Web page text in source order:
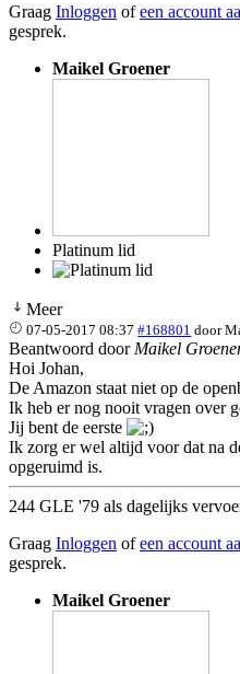
Graag Inloggen ofeen account
gesprek.
Maikel Groener
Platinum lid
Meer
07-05-2017 08:37 #168801 door
Beantwoord door Maikel
Hoi Johan,
De Amazon staat niet op de
Ik heb er nog nooit vragen over
Jij bent de eerste
Ik zorg er wel altijd voor dat na
opgeruimd is.
244 GLE '79 als dagelijks
Graag Inloggen ofeen account
gesprek.
Maikel Groener